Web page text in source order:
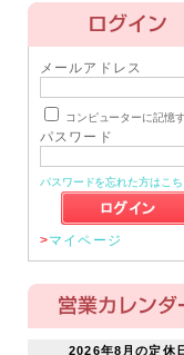
メールアドレス
コンピューターに記憶
パスワード
パスワードを忘れた方はこち
>マイページ
2026年8月の定休